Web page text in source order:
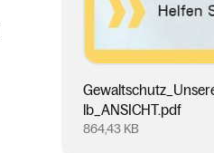
lb_ANSICHT.pdf
864,43 KB